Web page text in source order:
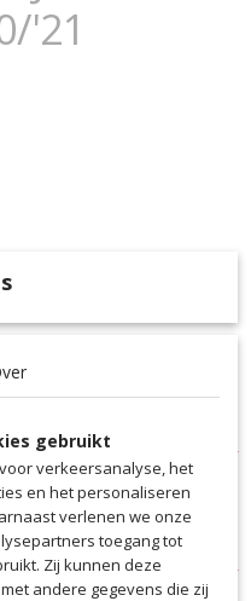
'21
'21. SSV Jahn Regensburg
gebruikt
verkeersanalyse, het
en het personaliseren
verlenen we onze
toegang tot
Zij kunnen deze
andere gegevens die zij